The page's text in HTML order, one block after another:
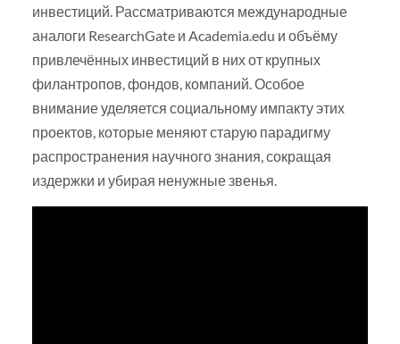
инвестиций. Рассматриваются международные
аналоги ResearchGate и Academia.edu и объёму
привлечённых инвестиций в них от крупных
филантропов, фондов, компаний. Особое
внимание уделяется социальному импакту этих
проектов, которые меняют старую парадигму
распространения научного знания, сокращая
издержки и убирая ненужные звенья.